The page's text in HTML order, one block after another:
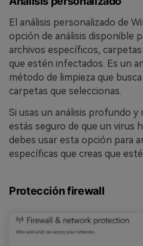
El análisis personalizado de
opción de análisis disponible
archivos específicos,
que estén infectados. Es un
método de limpieza que
carpetas que seleccionas.
Si usas un análisis profundo
estás seguro de que un virus
debes usar esta opción para
específicas que creas que
Protección firewall